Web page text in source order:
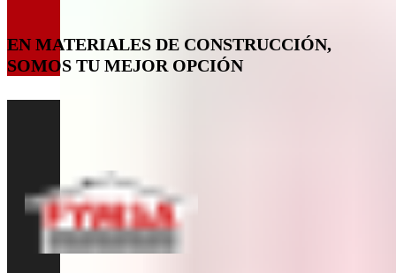
EN MATERIALES DE CONSTRUCCIÓN,
SOMOS TU MEJOR OPCIÓN